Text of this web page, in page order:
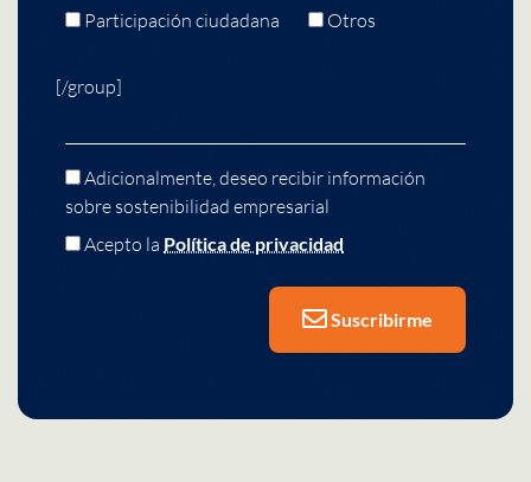
Participación ciudadana
Otros
[/group]
Adicionalmente, deseo recibir información
sobre sostenibilidad empresarial
Acepto la Política de privacidad
Suscribirme